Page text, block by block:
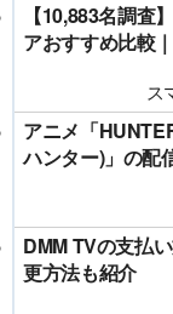
【10,883名調査
アおすすめ比較
ス
アニメ「
ハンター)」の配
DMM TVの支払
更方法も紹介